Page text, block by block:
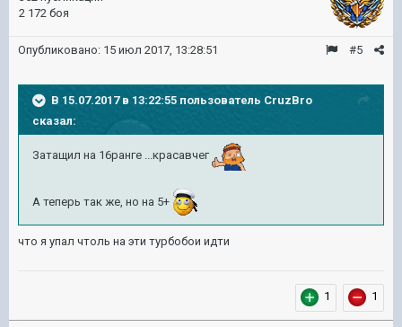
2 172 боя
#5
Опубликовано: 15 июл 2017, 13:28:51
В 15.07.2017 в 13:22:55 пользователь CruzBro
сказал:
Затащил на 16ранге ...красавчег
А теперь так же, но на 5+
что я упал чтоль на эти турбобои идти
1 1